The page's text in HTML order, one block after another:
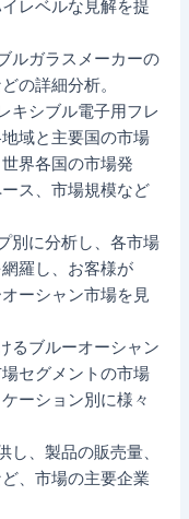
レベルな見解を提
ルガラスメーカーの
の詳細分析。
キシブル電子用フレ
域と主要国の市場
界各国の市場発
ス、市場規模など
別に分析し、各市場
羅し、お客様が
ーシャン市場を見
るブルーオーシャン
セグメントの市場
ーション別に様々
、製品の販売量、
、市場の主要企業